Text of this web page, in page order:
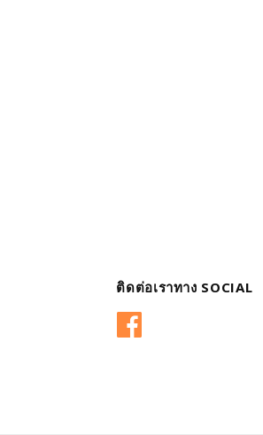
ติดต่อเราทาง SOCIAL